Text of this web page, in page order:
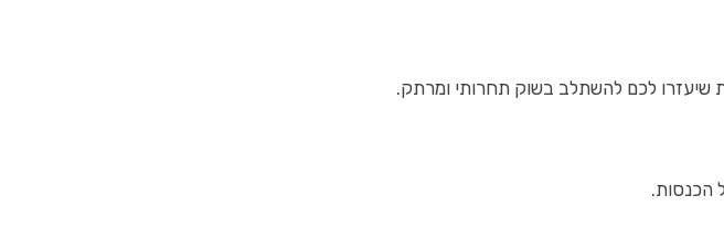
שיעזרו לכם להשתלב בשוק תחרותי ומרתק.
הכנסות.